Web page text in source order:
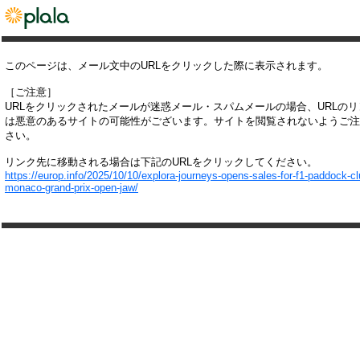
このページは、メール文中のURLをクリックした際に表示されます。
［ご注意］
URLをクリックされたメールが迷惑メール・スパムメールの場合、URLの
は悪意のあるサイトの可能性がございます。サイトを閲覧されないようご
さい。
リンク先に移動される場合は下記のURLをクリックしてください。
https://europ.info/2025/10/10/explora-journeys-opens-sales-for-f1-paddock-
monaco-grand-prix-open-jaw/